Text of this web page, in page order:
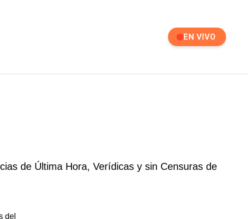
EN VIVO
de Última Hora, Verídicas y sin Censuras de